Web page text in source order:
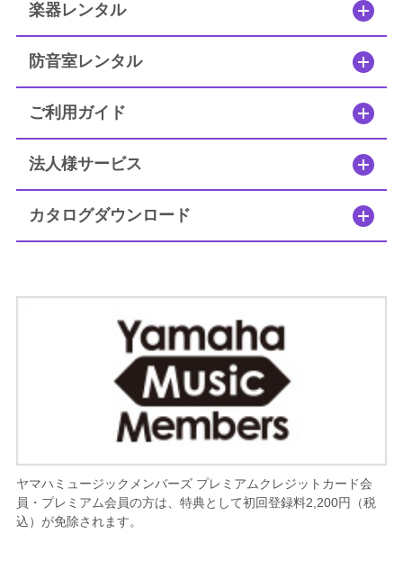
楽器レンタル
防音室レンタル
ご利用ガイド
法人様サービス
カタログダウンロード
ヤマハミュージックメンバーズ プレミアムクレジットカード会
員・プレミアム会員の方は、特典として初回登録料2,200円（税
込）が免除されます。